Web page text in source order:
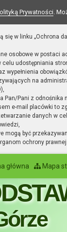
Prywatności.
się w linku „Ochrona
osobowe w postaci
celu udostępniania
wypełnienia
na
Pan/Pani z odnośnika
e-mail placówki to
danych w
mogą być
ochrony
główna Mapa